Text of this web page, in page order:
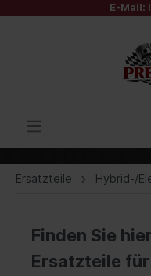
E-Mail:
Ersatzteile Hybrid-/
Finden Sie
Ersatzteile für